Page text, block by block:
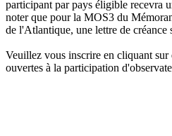
participant par pays éligible recevra
noter que pour la MOS3 du
de l'Atlantique, une lettre de créance
Veuillez vous inscrire en cliquant
ouvertes à la participation